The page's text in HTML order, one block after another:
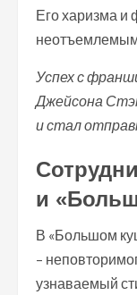
Его харизма и
Успех с
Джейсона
и стал
и
В «Большом
–
узнаваемый